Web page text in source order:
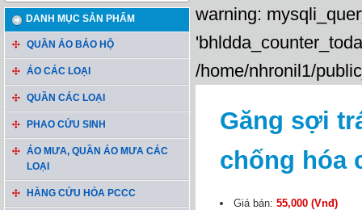
DANH MỤC SẢN PHẨM
QUẦN ÁO BẢO HỘ
ÁO CÁC LOẠI
QUẦN CÁC LOẠI
PHAO CỨU SINH
ÁO MƯA, QUẦN ÁO MƯA CÁC
LOẠI
HÀNG CỨU HỎA PCCC
warning:
/home/nhronil1/
Găng sợi
chống hóa
Giá bán: 55,000 (Vnđ)